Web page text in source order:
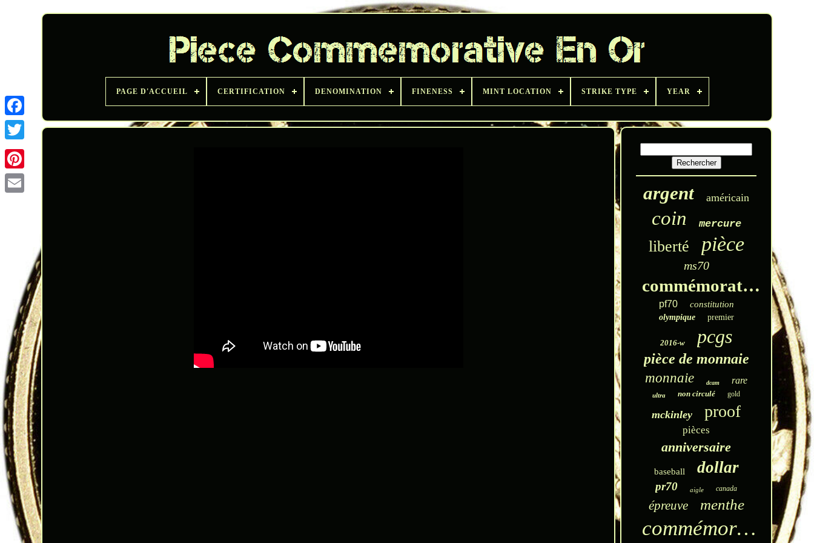
Twitter
PAGE D'ACCUEIL CERTIFICATION DENOMINATION FINENESS MINT LOCATION STRIKE TYPE YEAR
argent américain
coin mercure
liberté pièce
ms70
commémorative
pf70 constitution
olympique premier
2016-w pcgs
pièce de monnaie
monnaie dcam rare
ultra non circulé gold
mckinley proof
pièces
anniversaire
baseball dollar
pr70 aigle canada
épreuve menthe
commémoratif